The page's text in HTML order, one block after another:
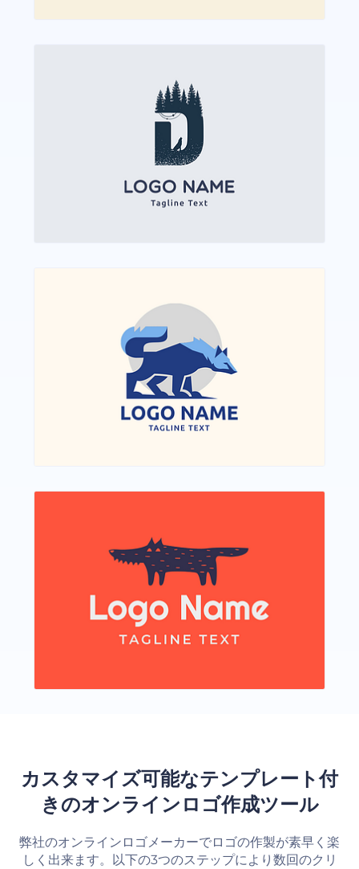
カスタマイズ可能なテンプレート付
きのオンラインロゴ作成ツール
弊社のオンラインロゴメーカーでロゴの作製が素早く楽
しく出来ます。以下の3つのステップにより数回のクリ